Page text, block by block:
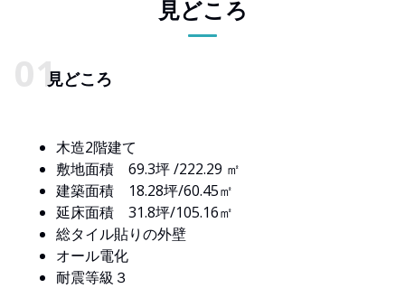
見どころ
見どころ
木造2階建て
敷地面積 69.3坪 /222.29 ㎡
建築面積 18.28坪/60.45㎡
延床面積 31.8坪/105.16㎡
総タイル貼りの外壁
オール電化
耐震等級３